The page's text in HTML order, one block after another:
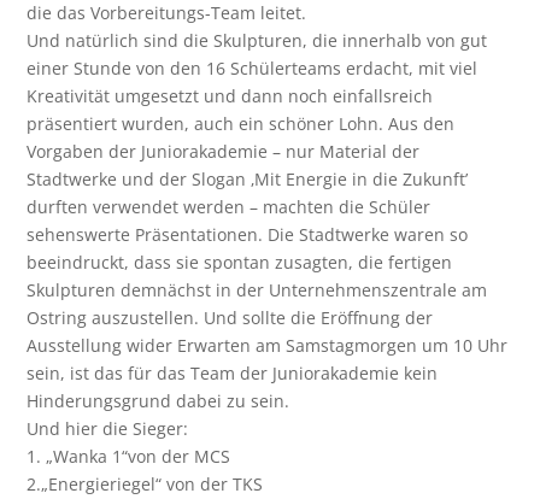
die das Vorbereitungs-Team leitet.
Und natürlich sind die Skulpturen, die innerhalb von gut
einer Stunde von den 16 Schülerteams erdacht, mit viel
Kreativität umgesetzt und dann noch einfallsreich
präsentiert wurden, auch ein schöner Lohn. Aus den
Vorgaben der Juniorakademie – nur Material der
Stadtwerke und der Slogan ‚Mit Energie in die Zukunft’
durften verwendet werden – machten die Schüler
sehenswerte Präsentationen. Die Stadtwerke waren so
beeindruckt, dass sie spontan zusagten, die fertigen
Skulpturen demnächst in der Unternehmenszentrale am
Ostring auszustellen. Und sollte die Eröffnung der
Ausstellung wider Erwarten am Samstagmorgen um 10 Uhr
sein, ist das für das Team der Juniorakademie kein
Hinderungsgrund dabei zu sein.
Und hier die Sieger:
1. „Wanka 1“von der MCS
2.„Energieriegel“ von der TKS